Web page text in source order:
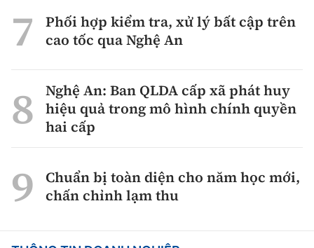
Phối hợp kiểm tra, xử lý bất cập trên
cao tốc qua Nghệ An
Nghệ An: Ban QLDA cấp xã phát huy
hiệu quả trong mô hình chính quyền
hai cấp
Chuẩn bị toàn diện cho năm học mới,
chấn chỉnh lạm thu